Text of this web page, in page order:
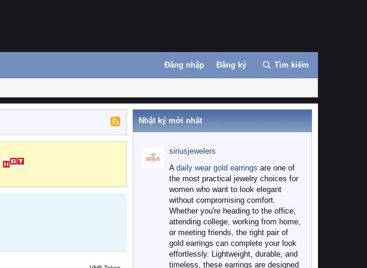
Đăng nhập Đăng ký Tìm kiếm
Nhật ký mới nhất
siriusjewelers
A daily wear gold earrings are one of
the most practical jewelry choices for
women who want to look elegant
without compromising comfort.
Whether you're heading to the office,
attending college, working from home,
or meeting friends, the right pair of
gold earrings can complete your look
effortlessly. Lightweight, durable, and
timeless, these earrings are designed